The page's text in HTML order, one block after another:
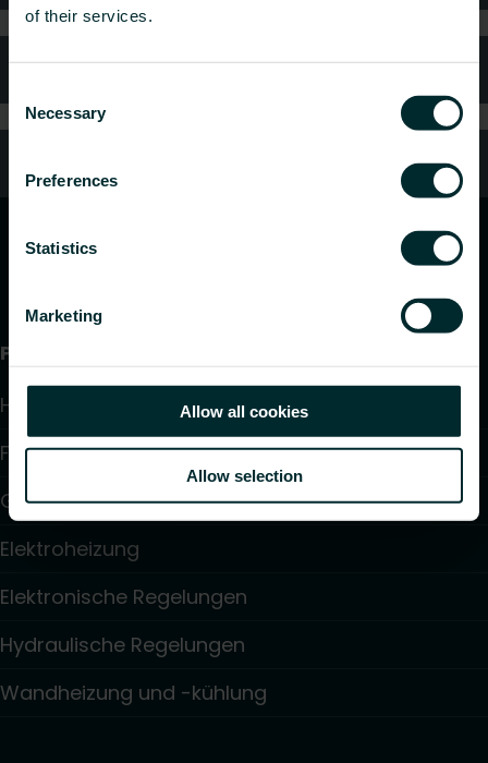
of their services.
Selection
Necessary
Preferences
Statistics
Marketing
Allow all cookies
Allow selection
Häufig gestellte Fragen
Produkte
Heizkörper
Fußbodenheizung und -kühlung
Gebläsekonvektoren
Elektroheizung
Elektronische Regelungen
Hydraulische Regelungen
Wandheizung und -kühlung